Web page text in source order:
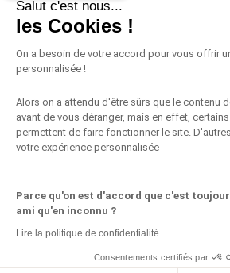
Salut c'est nous...
les Cookies !
On a besoin de votre accord pour vous offrir
personnalisée !
Alors on a attendu d'être sûrs que le contenu
avant de vous déranger, mais en effet,
permettent de faire fonctionner le site.
votre expérience personnalisée
Parce qu'on est d'accord que c'est
ami qu'en inconnu ?
Lire la politique de confidentialité
Consentements certifiés par
Recettes et Cuisine du Quotidien
Vie de Famille
Vivre au Travail
Les Partenaires Mieux Vivre au Quotidien
Mentions légales| Cookies